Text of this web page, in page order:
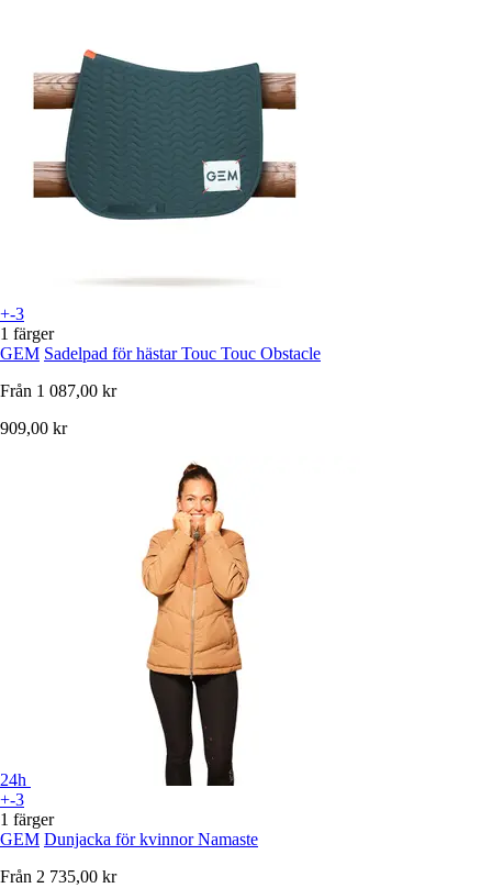
+-3
1 färger
GEM Sadelpad för hästar Touc Touc Obstacle
Från 1 087,00 kr
909,00 kr
24h
+-3
1 färger
GEM Dunjacka för kvinnor Namaste
Från 2 735,00 kr